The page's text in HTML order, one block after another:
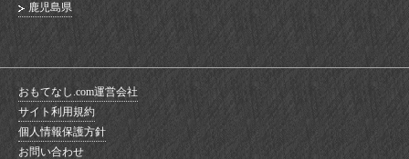
鹿児島県
おもてなし.com運営会社
サイト利用規約
個人情報保護方針
お問い合わせ